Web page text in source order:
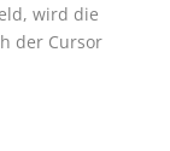
wird die
der Cursor